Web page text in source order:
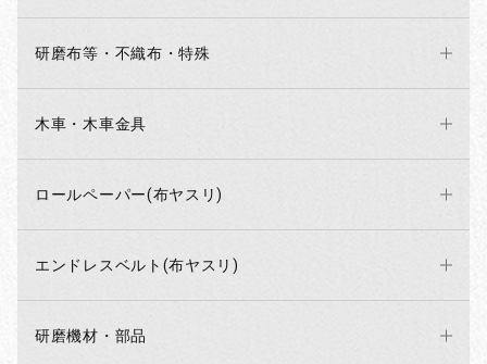
研磨布等・不織布・特殊
木車・木車金具
ロールペーパー(布ヤスリ)
エンドレスベルト(布ヤスリ)
研磨機材・部品